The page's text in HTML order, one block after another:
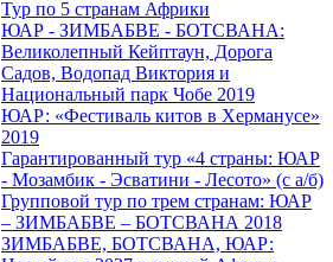
Тур по 5 странам Африки
ЮАР - ЗИМБАБВЕ - БОТСВАНА:
Великолепный Кейптаун, Дорога
Садов, Водопад Виктория и
Национальный парк Чобе 2019
ЮАР: «Фестиваль китов в Херманусе»
2019
Гарантированный тур «4 страны: ЮАР
- Мозамбик - Эсватини - Лесото» (с а/б)
Групповой тур по трем странам: ЮАР
– ЗИМБАБВЕ – БОТСВАНА 2018
ЗИМБАБВЕ, БОТСВАНА, ЮАР: